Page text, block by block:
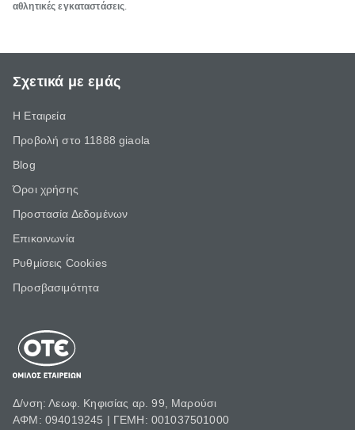
αθλητικές εγκαταστάσεις.
Σχετικά με εμάς
Η Εταιρεία
Προβολή στο 11888 giaola
Blog
Όροι χρήσης
Προστασία Δεδομένων
Επικοινωνία
Ρυθμίσεις Cookies
Προσβασιμότητα
Δ/νση: Λεωφ. Κηφισίας αρ. 99, Μαρούσι
ΑΦΜ: 094019245 | ΓΕΜΗ: 001037501000